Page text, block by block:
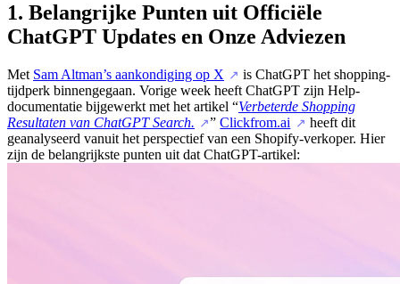
1. Belangrijke Punten uit Officiële
ChatGPT Updates en Onze Adviezen
Met Sam Altman’s aankondiging op X ↗ is ChatGPT het shopping-
tijdperk binnengegaan. Vorige week heeft ChatGPT zijn Help-
documentatie bijgewerkt met het artikel “Verbeterde Shopping
Resultaten van ChatGPT Search. ↗”Clickfrom.ai ↗ heeft dit
geanalyseerd vanuit het perspectief van een Shopify-verkoper. Hier
zijn de belangrijkste punten uit dat ChatGPT-artikel: